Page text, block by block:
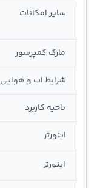
سایر امکانات
مارک کمپرسور
شرایط اب و هوایی
ناحیه کاربرد
اینورتر
اينورتر